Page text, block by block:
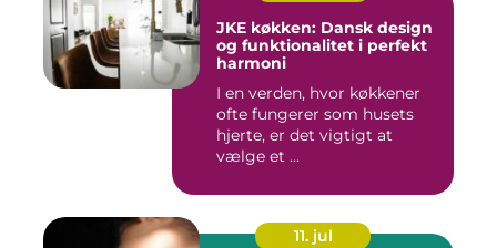
JKE køkken: Dansk design
og funktionalitet i perfekt
harmoni
I en verden, hvor køkkener
ofte fungerer som husets
hjerte, er det vigtigt at
vælge et ...
11. jul